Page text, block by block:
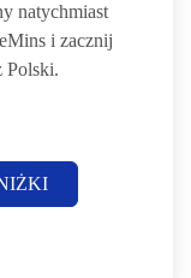
natychmiast
i zacznij
Polski.